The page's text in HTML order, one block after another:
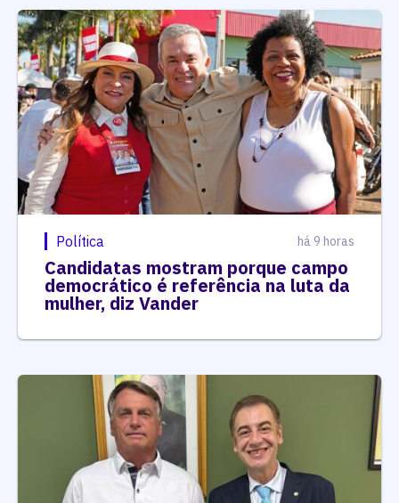
Política há 9 horas
Candidatas mostram porque campo
democrático é referência na luta da
mulher, diz Vander